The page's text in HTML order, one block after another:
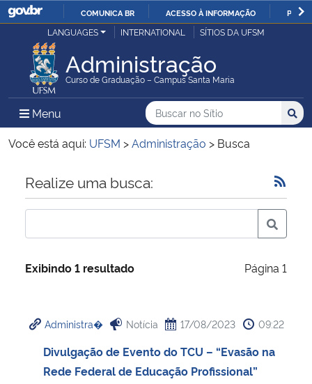
IR
O
COMUNICA BR ACESSO À INFORMAÇÃO
Ministério da Justiça e Segurança Pública
Ministério da Defesa
Ministério das Relações Exteriores
Ministério da Economia
Ministério da Infraestrutura
Ministério da Cidadania
Ministério da Saúde
LANGUAGES INTERNATIONAL SÍTIOS DA UFSM
Administração
Curso de Graduação – Campus Santa Maria
Menu Menu Principal do Sítio
Busca
Buscar no no Sítio
Busca:
Você está aqui: UFSM >Administração > Busca
Início do conteúdo
Realize uma busca:
Exibindo 1 resultado Página 1
Administra� Notícia 17/08/2023 09:22
Divulgação de Evento do TCU – “Evasão na
Rede Federal de Educação Profissional”